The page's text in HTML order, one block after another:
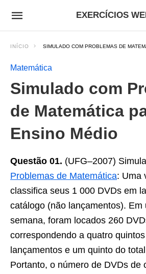
EXERCÍCIOS
INÍCIO SIMULADO COM PROBLEMAS DE
Matemática
Simulado com
de Matemática
Ensino Médio
Questão 01. (UFG–2007)
Problemas de Matemática: Uma
classifica seus 1 000 DVDs em
catálogo (não lançamentos). Em
semana, foram locados 260
correspondendo a quatro
lançamentos e um quinto do
Portanto, o número de DVDs de